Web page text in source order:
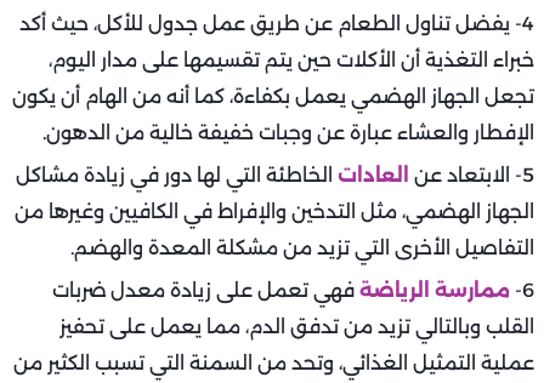
4- يفضل تناول الطعام عن طريق عمل جدول للأكل، حيث أكد
خبراء التغذية أن الأكلات حين يتم تقسيمها على مدار اليوم،
تجعل الجهاز الهضمي يعمل بكفاءة، كما أنه من الهام أن يكون
الإفطار والعشاء عبارة عن وجبات خفيفة خالية من الدهون.
5- الابتعاد عن
العادات الخاطئة التي لها دور في زيادة مشاكل
الجهاز الهضمي، مثل التدخين والإفراط في الكافيين وغيرها من
التفاصيل الأخرى التي تزيد من مشكلة المعدة والهضم.
6- ممارسة الرياضة فهي تعمل على زيادة معدل ضربات
القلب وبالتالي تزيد من تدفق الدم، مما يعمل على تحفيز
عملية التمثيل الغذائي، وتحد من السمنة التي تسبب الكثير من